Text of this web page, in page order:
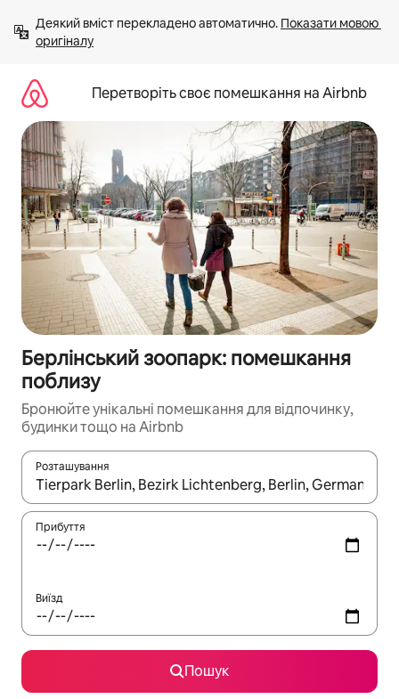
вмісту
Деякий вміст перекладено автоматично. Показати мовою
оригіналу
Перетворіть своє помешкання на Airbnb
Берлінський зоопарк: помешкання
поблизу
Бронюйте унікальні помешкання для відпочинку,
будинки тощо на Airbnb
Розташування
Отримавши результати пошуку, використовуйте для
Прибуття
Виїзд
Пошук